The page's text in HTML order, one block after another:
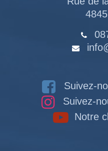
Suivez-
Suivez-
Notre